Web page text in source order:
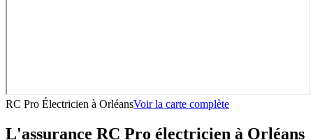
RC Pro Électricien à OrléansVoir la carte complète
L'assurance RC Pro électricien à Orléans